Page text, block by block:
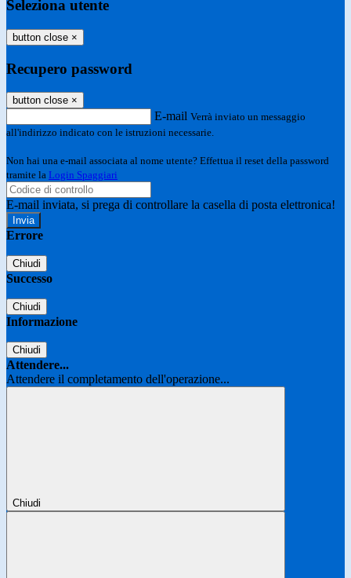
Seleziona utente
button close ×
Recupero password
button close ×
E-mail Verrà inviato un messaggio
all'indirizzo indicato con le istruzioni necessarie.
Non hai una e-mail associata al nome utente? Effettua il reset della password
tramite la Login Spaggiari
E-mail inviata, si prega di controllare la casella di posta elettronica!
Errore
Chiudi
Successo
Chiudi
Informazione
Chiudi
Attendere...
Attendere il completamento dell'operazione...
Chiudi